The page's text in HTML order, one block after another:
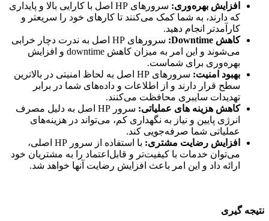
افزایش بهره‌وری:
سرورهای HP اصل با کارایی بالا و پایداری
که دارند، به شما کمک می‌کنند تا کارهای خود را سریعتر و
کارآمدتر انجام دهید.
کاهش Downtime:
سرورهای HP اصل به ندرت دچار خرابی
می‌شوند و این امر به میزان کاهش downtime و افزایش
بهره‌وری برای شماست.
بهبود امنیت:
سرورهای HP اصل به لحاظ امنیتی در بالاترین
سطح قرار دارند و از اطلاعات و داده‌های شما در برابر
تهدیدات سایبری محافظت می‌کنند.
کاهش هزینه های عملیاتی:
سرور HP اصل به دلیل مصرف
انرژی پایین و نیاز به نگهداری کم، می‌تواند در هزینه‌های
عملیاتی شما صرفه‌جویی کند.
افزایش رضایت مشتری:
با استفاده از سرور HP اصلی،
می‌توان خدمات با کیفیت‌تر و قابل‌اعتماد را به مشتریان خود
ارائه داد و این امر باعث افزایش رضایت آنها خواهد شد.
نتیجه گیری